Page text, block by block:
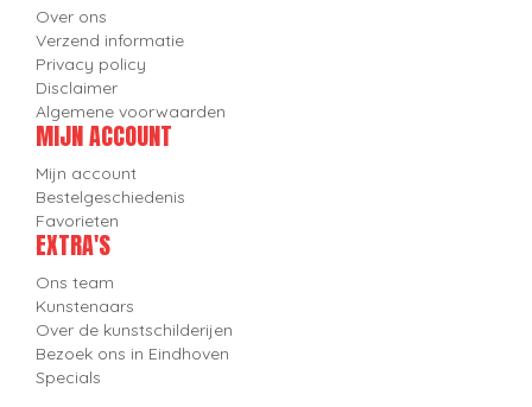
Over ons
Verzend informatie
Privacy policy
Disclaimer
Algemene voorwaarden
MIJN ACCOUNT
Mijn account
Bestelgeschiedenis
Favorieten
EXTRA'S
Ons team
Kunstenaars
Over de kunstschilderijen
Bezoek ons in Eindhoven
Specials